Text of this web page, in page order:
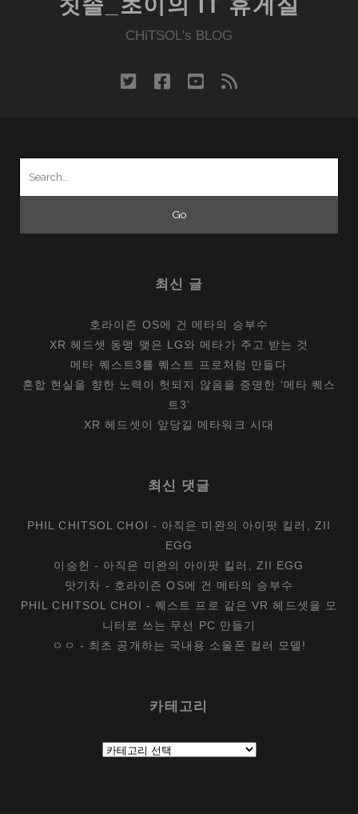
것
칫솔_초이의 IT 휴게실
CHiTSOL's BLOG
twitterfacebook
youtube
rss
최신 글
호라이즌 OS에 건 메타의 승부수
XR 헤드셋 동맹 맺은 LG와 메타가 주고 받는 것
메타 퀘스트3를 퀘스트 프로처럼 만들다
혼합 현실을 향한 노력이 헛되지 않음을 증명한 ‘메타 퀘스
트3’
XR 헤드셋이 앞당길 메타워크 시대
최신 댓글
PHIL CHITSOL CHOI - 아직은 미완의 아이팟 킬러, ZII
EGG
이승헌 - 아직은 미완의 아이팟 킬러, ZII EGG
맛기차 - 호라이즌 OS에 건 메타의 승부수
PHIL CHITSOL CHOI -퀘스트 프로 같은 VR 헤드셋을 모
니터로 쓰는 무선 PC 만들기
ㅇㅇ - 최초 공개하는 국내용 소울폰 컬러 모델!
카테고리
테